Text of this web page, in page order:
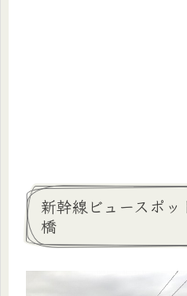
新幹線ビュースポ
橋